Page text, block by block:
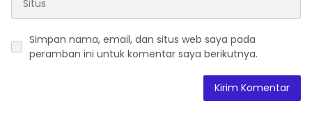
Simpan nama, email, dan situs web saya pada
peramban ini untuk komentar saya berikutnya.